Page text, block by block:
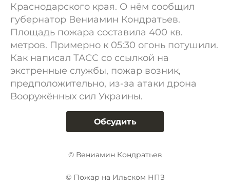
Краснодарского края. О нём сообщил
губернатор Вениамин Кондратьев.
Площадь пожара составила 400 кв.
метров. Примерно к 05:30 огонь потушили.
Как написал ТАСС со ссылкой на
экстренные службы, пожар возник,
предположительно, из-за атаки дрона
Вооружённых сил Украины.
Обсудить
© Вениамин Кондратьев
© Пожар на Ильском НПЗ